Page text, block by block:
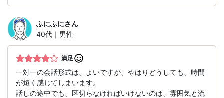
ふにふにさん
40代｜男性
満足
一対一の会話形式は、よいですが、やはりどうしても、時間
が短く感じてしまいます。
話しの途中でも、区切らなければいけないのは、雰囲気と流